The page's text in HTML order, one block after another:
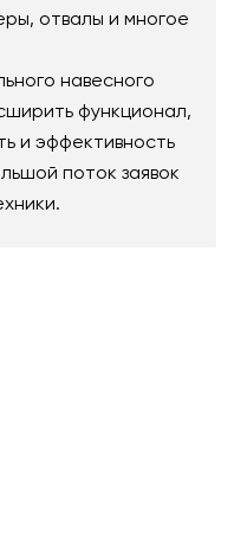
отвалы и многое
навесного
функционал,
и эффективность
поток заявок